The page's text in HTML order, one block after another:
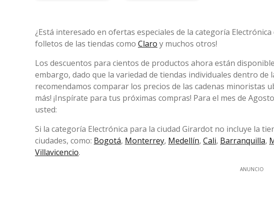
¿Está interesado en ofertas especiales de la categoría
folletos de las tiendas como Claro y muchos otros!
Los descuentos para cientos de productos ahora están
embargo, dado que la variedad de tiendas individuales dentro de
recomendamos comparar los precios de las cadenas minoristas
más! ¡Inspírate para tus próximas compras! Para el mes de
usted:
Si la categoría Electrónica para la ciudad Girardot no incluye la
ciudades, como: Bogotá, Monterrey, Medellín, Cali, Barranquilla,
Villavicencio.
ANUNCIO